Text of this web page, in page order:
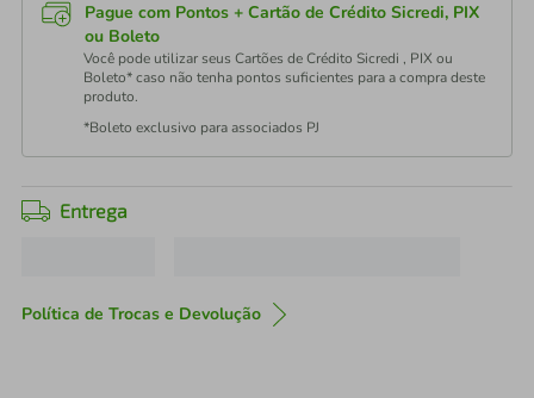
Pague com Pontos + Cartão de Crédito Sicredi, PIX
ou Boleto
Você pode utilizar seus Cartões de Crédito Sicredi , PIX ou
Boleto* caso não tenha pontos suficientes para a compra deste
produto.
*Boleto exclusivo para associados PJ
Entrega
Política de Trocas e Devolução